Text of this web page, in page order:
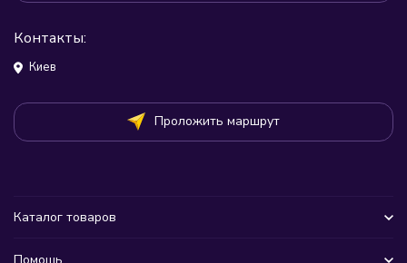
Контакты:
Киев
Проложить маршрут
Каталог товаров